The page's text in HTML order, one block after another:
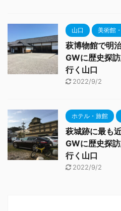
山口 美術館
萩博物館で明
GWに歴史探
行く山口
2022/9/2
ホテル・旅館
萩城跡に最も
GWに歴史探
行く山口
2022/9/2